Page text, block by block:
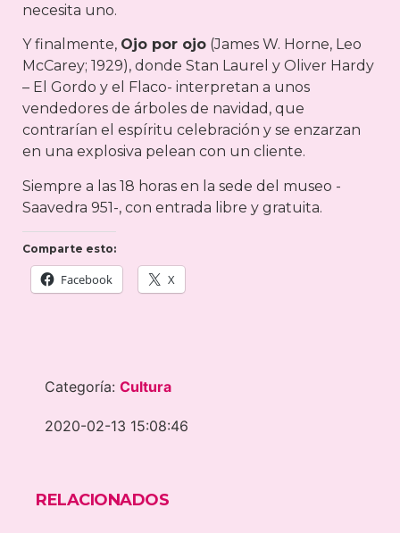
necesita uno.
Y finalmente, Ojo por ojo (James W. Horne, Leo
McCarey; 1929), donde Stan Laurel y Oliver Hardy
– El Gordo y el Flaco- interpretan a unos
vendedores de árboles de navidad, que
contrarían el espíritu celebración y se enzarzan
en una explosiva pelean con un cliente.
Siempre a las 18 horas en la sede del museo -
Saavedra 951-, con entrada libre y gratuita.
Comparte esto:
Facebook X
Categoría: Cultura
2020-02-13 15:08:46
RELACIONADOS